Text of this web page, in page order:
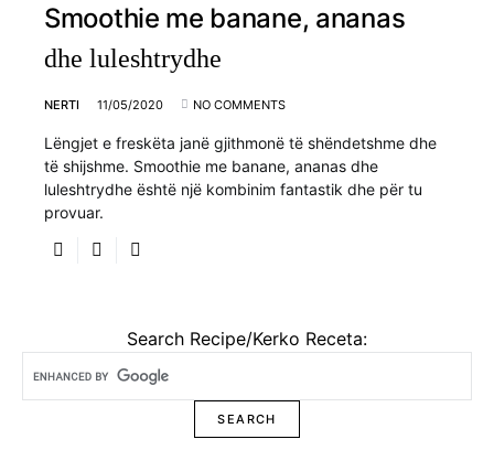
Smoothie me banane, ananas
dhe luleshtrydhe
NERTI 11/05/2020 NO COMMENTS
Lëngjet e freskëta janë gjithmonë të shëndetshme dhe
të shijshme. Smoothie me banane, ananas dhe
luleshtrydhe është një kombinim fantastik dhe për tu
provuar.
Search Recipe/Kerko Receta: